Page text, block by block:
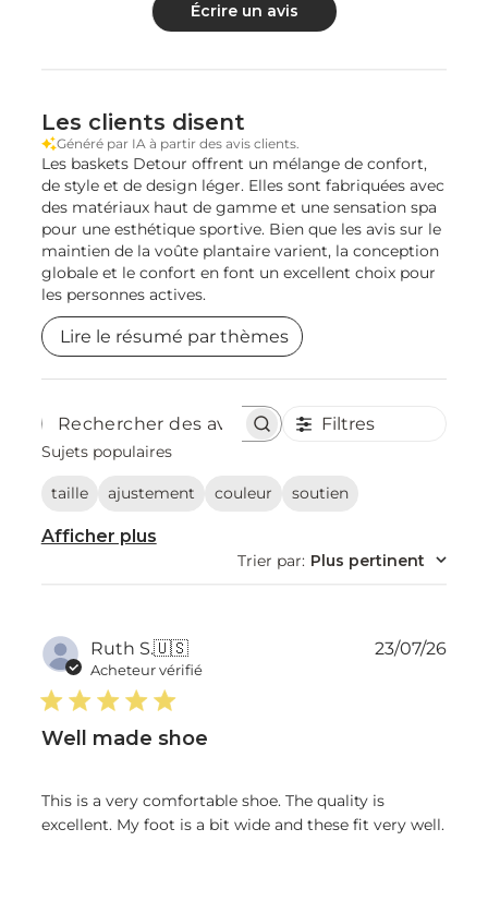
Écrire un avis
Les clients disent
Généré par IA à partir des avis clients.
Les baskets Detour offrent un mélange de confort,
de style et de design léger. Elles sont fabriquées avec
des matériaux haut de gamme et une sensation spa
pour une esthétique sportive. Bien que les avis sur le
maintien de la voûte plantaire varient, la conception
globale et le confort en font un excellent choix pour
les personnes actives.
Lire le résumé par thèmes
Rechercher
des
Filtres
Sujets populaires
taille ajustement couleur soutien
Afficher plus
Trier par: Plus pertinent
Ruth S.🇺🇸
Acheteur vérifié
Well made shoe
This is a very comfortable shoe. The quality is
excellent. My foot is a bit wide and these fit very well.
Date
23/07/26